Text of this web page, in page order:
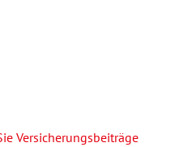
Versicherungsbeiträge